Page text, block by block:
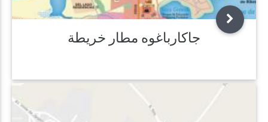
جاكارباغوه مطار خريطة